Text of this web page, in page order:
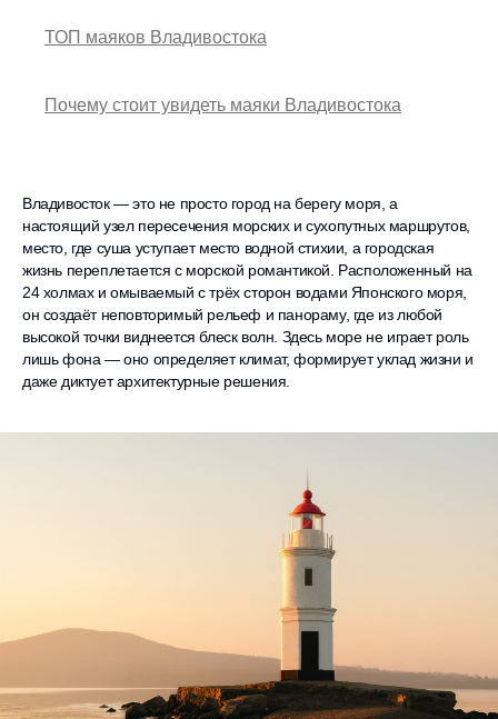
ТОП маяков Владивостока
Почему стоит увидеть маяки Владивостока
Владивосток — это не просто город на берегу моря, а
настоящий узел пересечения морских и сухопутных маршрутов,
место, где суша уступает место водной стихии, а городская
жизнь переплетается с морской романтикой. Расположенный на
24 холмах и омываемый с трёх сторон водами Японского моря,
он создаёт неповторимый рельеф и панораму, где из любой
высокой точки виднеется блеск волн. Здесь море не играет роль
лишь фона — оно определяет климат, формирует уклад жизни и
даже диктует архитектурные решения.